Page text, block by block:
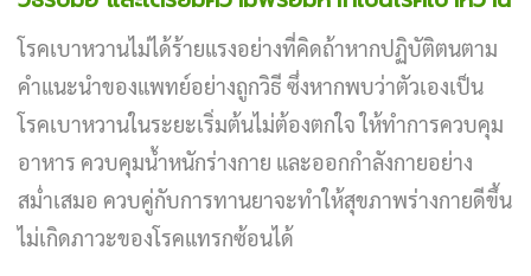
โรคเบาหวานไม่ได้ร้ายแรงอย่างที่คิดถ้าหากปฏิบัติตนตาม
คำแนะนำของแพทย์อย่างถูกวิธี ซึ่งหากพบว่าตัวเองเป็น
โรคเบาหวานในระยะเริ่มต้นไม่ต้องตกใจ ให้ทำการควบคุม
อาหาร ควบคุมน้ำหนักร่างกาย และออกกำลังกายอย่าง
สม่ำเสมอ ควบคู่กับการทานยาจะทำให้สุขภาพร่างกายดีขึ้น
ไม่เกิดภาวะของโรคแทรกซ้อนได้